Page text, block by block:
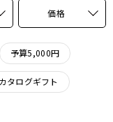
価格
予算5,000円
カタログギフト